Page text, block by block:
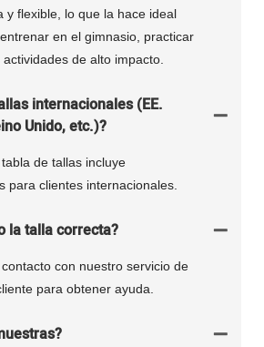
y flexible, lo que la hace ideal
en el gimnasio, practicar
de alto impacto.
internacionales (EE.
Unido, etc.)?
de tallas incluye
para clientes internacionales.
la talla correcta?
con nuestro servicio de
para obtener ayuda.